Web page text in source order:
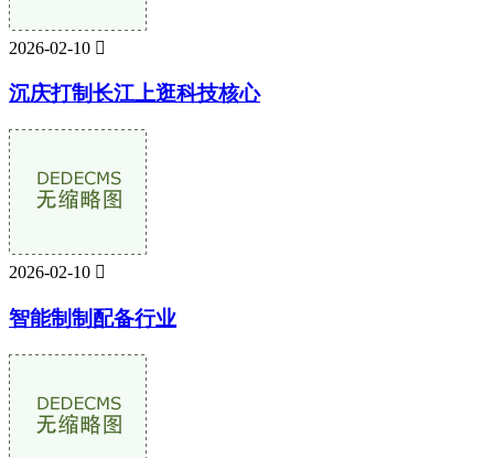
2026-02-10 
沉庆打制长江上逛科技核心
2026-02-10 
智能制制配备行业